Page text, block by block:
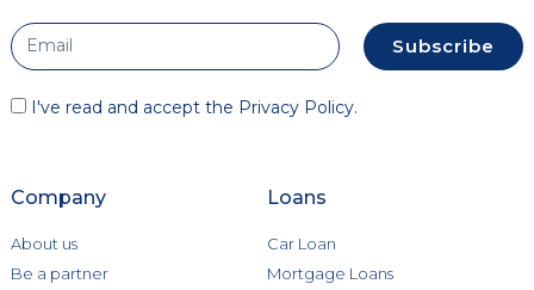
I've read and accept the Privacy Policy.
Subscribe
Company
About us
Be a partner
Loans
Car Loan
Mortgage Loans